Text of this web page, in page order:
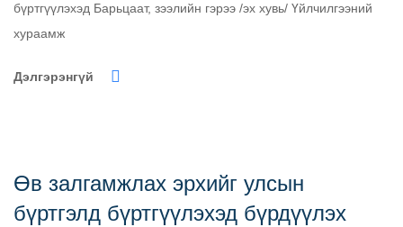
бүртгүүлэхэд Барьцаат, зээлийн гэрээ /эх хувь/ Үйлчилгээний
хураамж
Дэлгэрэнгүй
Өв залгамжлах эрхийг улсын
бүртгэлд бүртгүүлэхэд бүрдүүлэх